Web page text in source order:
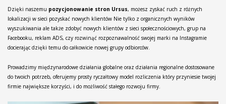
Dzięki naszemu pozycjonowanie stron Ursus, możesz zyskać ruch z różnych
lokalizacji w sieci pozyskać nowych klientów Nie tylko z organicznych wyników
wyszukiwania ale także zdobyć nowych klientów z sieci społecznościowych, grup na
Facebooku, reklam ADS, czy rozwinąć rozpoznawalność swojej marki na Instagramie
docierając dzięki temu do całkowicie nowej grupy odbiorców.
Prowadzimy międzynarodowe działania globalne oraz działania regionalne dostosowane
do twoich potrzeb, oferujemy prosty ryczałtowy model rozliczenia który przyniesie twojej
firmie największe korzyści, i do możliwość stałego rozwoju firmy.